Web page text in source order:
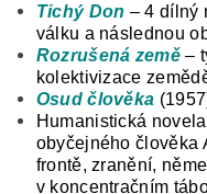
Tichý Don – 4 dílný
válku a následnou
Rozrušená země–
kolektivizace
Osud člověka
Humanistická
obyčejného člověka
frontě, zranění,
v koncentračním